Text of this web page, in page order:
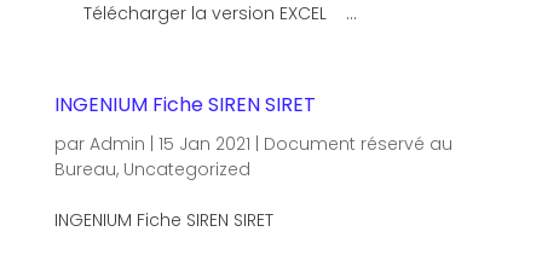
Télécharger la version EXCEL ...
INGENIUM Fiche SIREN SIRET
par Admin 15 Jan 2021
Document réservé au
Bureau, Uncategorized
INGENIUM Fiche SIREN SIRET